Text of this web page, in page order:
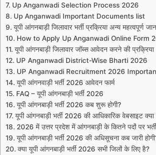
Up Anganwadi Selection Process 2026
Up Anganwadi Important Documents list
यूपी आंगनबाड़ी जिलावार भर्ती प्रक्रिया अन्य महत्वपूर्ण
How to Apply Up Anganwadi Online Form
यूपी आंगनबाड़ी जिलावार जॉब्स आवेदन करने की प्रक्रिया
UP Anganwadi District-Wise Bharti 2026
UP Anganwadi Recruitment 2026
यूपी आंगनवाड़ी भर्ती 2026 आवेदन फार्म
FAQ – यूपी आंगनबाड़ी भर्ती 2026
यूपी आंगनबाड़ी भर्ती 2026 कब शुरू होगी?
यूपी आंगनबाड़ी भर्ती 2026 की आधिकारिक वेबसाइट क्या
2026 में उत्तर प्रदेश में आंगनबाड़ी के कितने पदों पर भर्ती
यूपी आंगनबाड़ी भर्ती 2026 की अधिसूचना कब जारी
क्या यूपी आंगनबाड़ी भर्ती 2026 सभी जिलों के लिए है?